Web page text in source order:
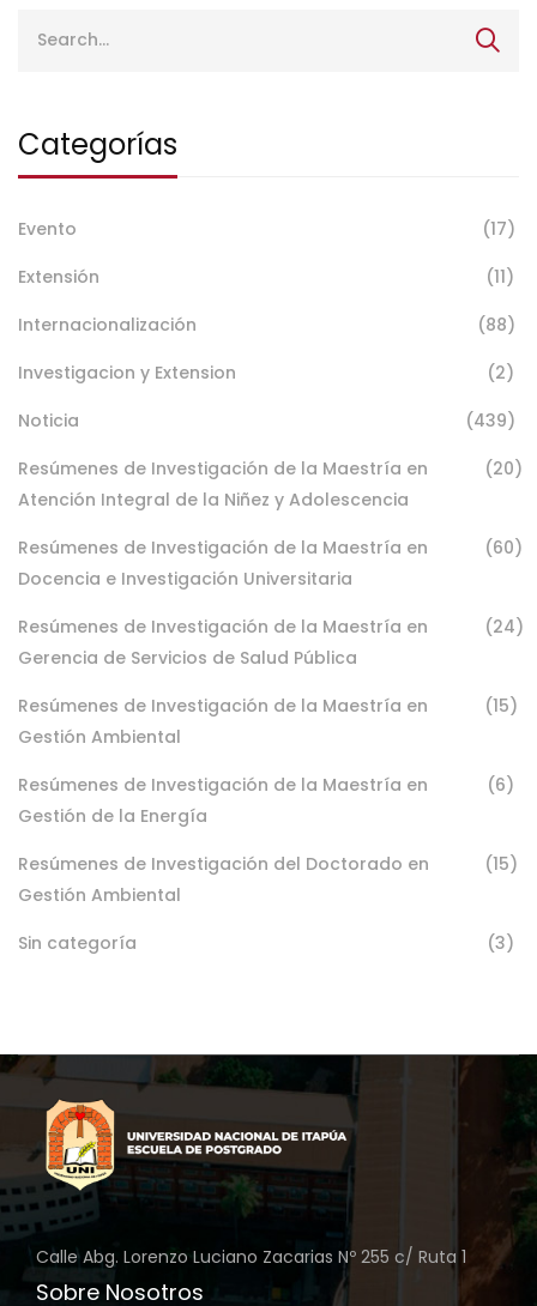
Categorías
Evento
(17)
Extensión
(11)
Internacionalización
(88)
Investigacion y Extension
(2)
Noticia
(439)
Resúmenes de Investigación de la Maestría en
Atención Integral de la Niñez y Adolescencia
(20)
Resúmenes de Investigación de la Maestría en
Docencia e Investigación Universitaria
(60)
Resúmenes de Investigación de la Maestría en
Gerencia de Servicios de Salud Pública
(24)
Resúmenes de Investigación de la Maestría en
Gestión Ambiental
(15)
Resúmenes de Investigación de la Maestría en
Gestión de la Energía
(6)
Resúmenes de Investigación del Doctorado en
Gestión Ambiental
(15)
Sin categoría (3)
Calle Abg. Lorenzo Luciano Zacarias Nº 255 c/ Ruta 1
Sobre Nosotros